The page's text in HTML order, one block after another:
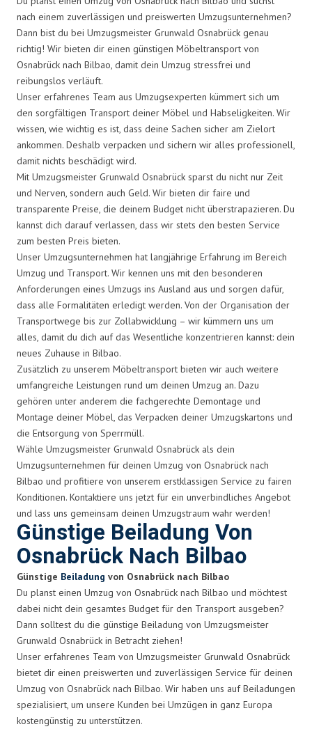
nach einem zuverlässigen und preiswerten Umzugsunternehmen?
Dann bist du bei Umzugsmeister Grunwald Osnabrück genau
richtig! Wir bieten dir einen günstigen Möbeltransport von
Osnabrück nach Bilbao, damit dein Umzug stressfrei und
reibungslos verläuft.
Unser erfahrenes Team aus Umzugsexperten kümmert sich um
den sorgfältigen Transport deiner Möbel und Habseligkeiten. Wir
wissen, wie wichtig es ist, dass deine Sachen sicher am Zielort
ankommen. Deshalb verpacken und sichern wir alles professionell,
damit nichts beschädigt wird.
Mit Umzugsmeister Grunwald Osnabrück sparst du nicht nur Zeit
und Nerven, sondern auch Geld. Wir bieten dir faire und
transparente Preise, die deinem Budget nicht überstrapazieren. Du
kannst dich darauf verlassen, dass wir stets den besten Service
zum besten Preis bieten.
Unser Umzugsunternehmen hat langjährige Erfahrung im Bereich
Umzug und Transport. Wir kennen uns mit den besonderen
Anforderungen eines Umzugs ins Ausland aus und sorgen dafür,
dass alle Formalitäten erledigt werden. Von der Organisation der
Transportwege bis zur Zollabwicklung – wir kümmern uns um
alles, damit du dich auf das Wesentliche konzentrieren kannst: dein
neues Zuhause in Bilbao.
Zusätzlich zu unserem Möbeltransport bieten wir auch weitere
umfangreiche Leistungen rund um deinen Umzug an. Dazu
gehören unter anderem die fachgerechte Demontage und
Montage deiner Möbel, das Verpacken deiner Umzugskartons und
die Entsorgung von Sperrmüll.
Wähle Umzugsmeister Grunwald Osnabrück als dein
Umzugsunternehmen für deinen Umzug von Osnabrück nach
Bilbao und profitiere von unserem erstklassigen Service zu fairen
Konditionen. Kontaktiere uns jetzt für ein unverbindliches Angebot
und lass uns gemeinsam deinen Umzugstraum wahr werden!
Günstige Beiladung Von
Osnabrück Nach Bilbao
Günstige Beiladung von Osnabrück nach Bilbao
Du planst einen Umzug von Osnabrück nach Bilbao und möchtest
dabei nicht dein gesamtes Budget für den Transport ausgeben?
Dann solltest du die günstige Beiladung von Umzugsmeister
Grunwald Osnabrück in Betracht ziehen!
Unser erfahrenes Team von Umzugsmeister Grunwald Osnabrück
bietet dir einen preiswerten und zuverlässigen Service für deinen
Umzug von Osnabrück nach Bilbao. Wir haben uns auf Beiladungen
spezialisiert, um unsere Kunden bei Umzügen in ganz Europa
kostengünstig zu unterstützen.